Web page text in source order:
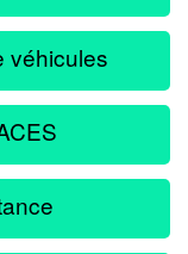
véhicules